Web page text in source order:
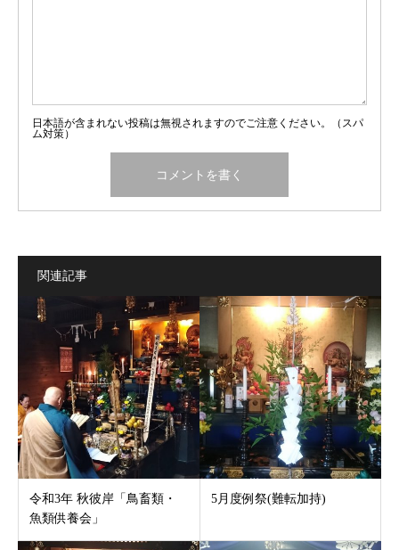
日本語が含まれない投稿は無視されますのでご注意ください。（スパ
ム対策）
関連記事
令和3年 秋彼岸「鳥畜類・
魚類供養会」
5月度例祭(難転加持)